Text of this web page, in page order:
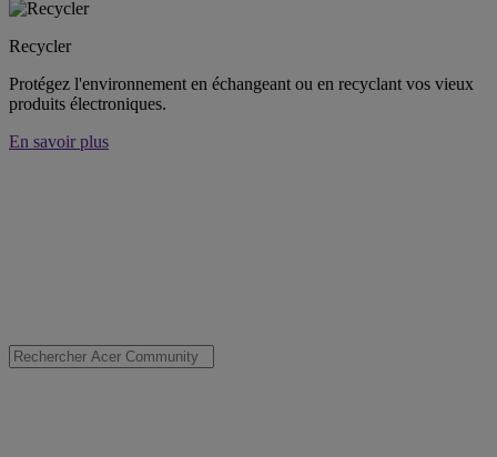
Recycler
Protégez l'environnement en échangeant ou en recyclant vos vieux
produits électroniques.
En savoir plus